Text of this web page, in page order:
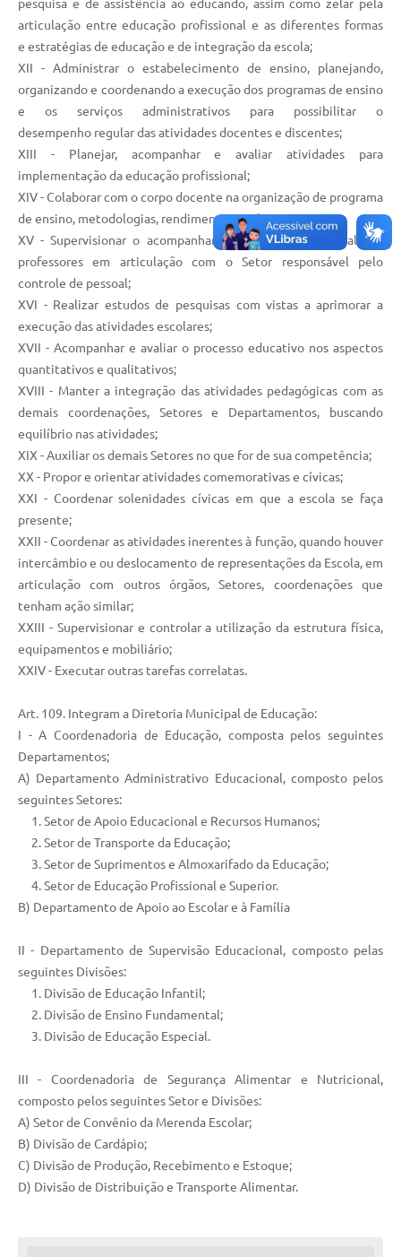
pesquisa e de assistência ao educando, assim como zelar pela
articulação entre educação profissional e as diferentes formas
e estratégias de educação e de integração da escola;
XII - Administrar o estabelecimento de ensino, planejando,
organizando e coordenando a execução dos programas de ensino
e os serviços administrativos para possibilitar o
desempenho regular das atividades docentes e discentes;
XIII - Planejar, acompanhar e avaliar atividades para
implementação da educação profissional;
XIV - Colaborar com o corpo docente na organização de programa
de ensino, metodologias, rendimento escolar;
XV - Supervisionar o acompanhamento da vida funcional dos
professores em articulação com o Setor responsável pelo
controle de pessoal;
XVI - Realizar estudos de pesquisas com vistas a aprimorar a
execução das atividades escolares;
XVII - Acompanhar e avaliar o processo educativo nos aspectos
quantitativos e qualitativos;
XVIII - Manter a integração das atividades pedagógicas com as
demais coordenações, Setores e Departamentos, buscando
equilíbrio nas atividades;
XIX - Auxiliar os demais Setores no que for de sua competência;
XX - Propor e orientar atividades comemorativas e cívicas;
XXI - Coordenar solenidades cívicas em que a escola se faça
presente;
XXII - Coordenar as atividades inerentes à função, quando houver
intercâmbio e ou deslocamento de representações da Escola, em
articulação com outros órgãos, Setores, coordenações que
tenham ação similar;
XXIII - Supervisionar e controlar a utilização da estrutura física,
equipamentos e mobiliário;
XXIV - Executar outras tarefas correlatas.
Art. 109. Integram a Diretoria Municipal de Educação:
I - A Coordenadoria de Educação, composta pelos seguintes
Departamentos;
A) Departamento Administrativo Educacional, composto pelos
seguintes Setores:
1. Setor de Apoio Educacional e Recursos Humanos;
2. Setor de Transporte da Educação;
3. Setor de Suprimentos e Almoxarifado da Educação;
4. Setor de Educação Profissional e Superior.
B) Departamento de Apoio ao Escolar e à Família
II - Departamento de Supervisão Educacional, composto pelas
seguintes Divisões:
1. Divisão de Educação Infantil;
2. Divisão de Ensino Fundamental;
3. Divisão de Educação Especial.
III - Coordenadoria de Segurança Alimentar e Nutricional,
composto pelos seguintes Setor e Divisões:
A) Setor de Convênio da Merenda Escolar;
B) Divisão de Cardápio;
C) Divisão de Produção, Recebimento e Estoque;
D) Divisão de Distribuição e Transporte Alimentar.